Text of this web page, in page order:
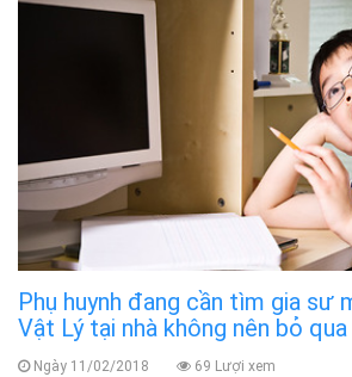
Phụ huynh đang cần tìm gia sư
Vật Lý tại nhà không nên bỏ
Ngày 11/02/2018 69 Lượi xem